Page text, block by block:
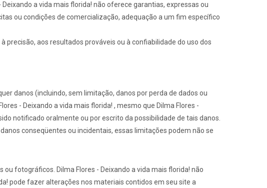
a vida mais florida! não oferece garantias, expressas ou
ou condições de comercialização, adequação a um fim específico
precisão, aos resultados prováveis ​​ou à confiabilidade do uso dos
danos (incluindo, sem limitação, danos por perda de dados ou
- Deixando a vida mais florida! , mesmo que Dilma Flores -
notificado oralmente ou por escrito da possibilidade de tais danos.
conseqüentes ou incidentais, essas limitações podem não se
fotográficos. Dilma Flores - Deixando a vida mais florida! não
pode fazer alterações nos materiais contidos em seu site a